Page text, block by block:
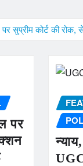
सुप्रीम कोर्ट की रोक,
पर